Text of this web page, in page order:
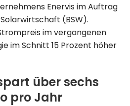
Enervis im Auftrag
(BSW).
im vergangenen
im Schnitt 15 Prozent höher
über sechs
pro Jahr